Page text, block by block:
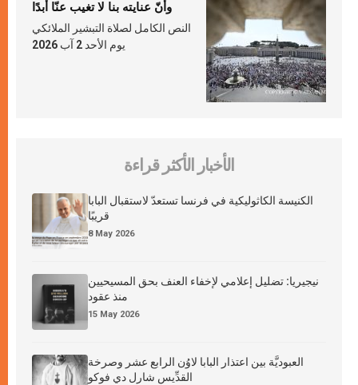
وأنّ عنايته بنا لا تغيب عنّا أبدًا
النص الكامل لصلاة التبشير الملائكي
يوم الأحد 2 آب 2026
الأخبار الأكثر قراءة
الكنيسة الكاثوليكية في فرنسا تستعدّ لاستقبال البابا
قريبًا
8 May 2026
نيجيريا: تضليل إعلامي لإخفاء العنف بحق المسيحيين
منذ عقود
15 May 2026
العبوديَّة بين اعتذار البابا لاوُن الرابع عشر وصرخة
القدِّيس شارل دي فوكو